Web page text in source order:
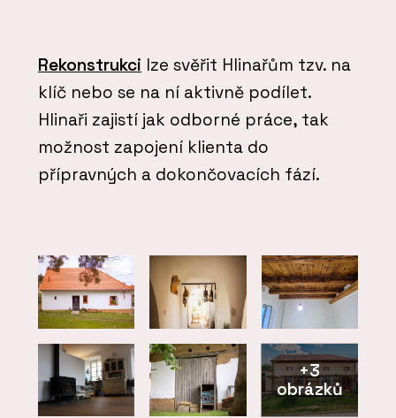
Rekonstrukci lze svěřit Hlinařům tzv. na
klíč nebo se na ní aktivně podílet.
Hlinaři zajistí jak odborné práce, tak
možnost zapojení klienta do
přípravných a dokončovacích fází.
+3
obrázků